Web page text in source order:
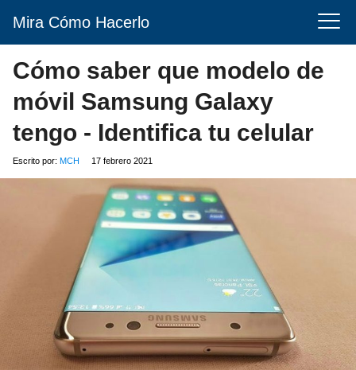
Mira Cómo Hacerlo
Cómo saber que modelo de
móvil Samsung Galaxy
tengo - Identifica tu celular
Escrito por: MCH 17 febrero 2021